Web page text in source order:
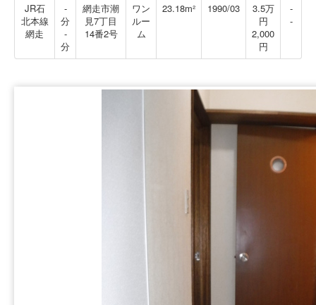
JR石
北本線
網走
-
分
-
分
網走市潮
見7丁目
14番2号
ワン
ルー
ム
23.18m² 1990/03 3.5万
円
2,000
円
-
-